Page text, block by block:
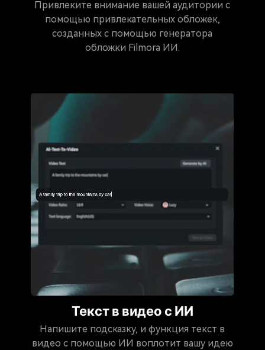
Привлеките внимание вашей аудитории с
помощью привлекательных обложек,
созданных с помощью генератора
обложки Filmora ИИ.
Текст в видео с ИИ
Напишите подсказку, и функция текст в
видео с помощью ИИ воплотит вашу идею